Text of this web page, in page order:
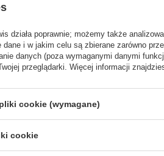
się na otrzymywanie
działa poprawnie; możemy także
i w jakim celu są zbierane zarówno
danych (poza wymaganymi danymi
przeglądarki. Więcej informacji
cookie (wymagane)
cookie